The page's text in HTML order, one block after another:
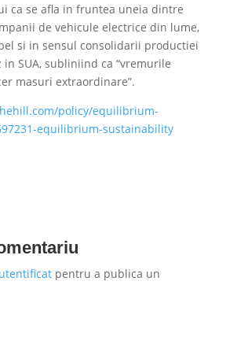
ca se afla in fruntea uneia dintre
de vehicule electrice din lume,
si in sensul consolidarii productiei
SUA, subliniind ca “vremurile
masuri extraordinare”.
policy/equilibrium-
equilibrium-sustainability
pentru a publica un